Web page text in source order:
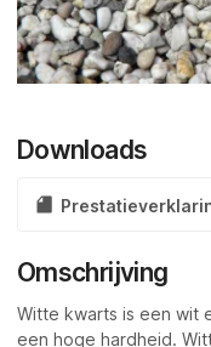
Downloads
Omschrijving
Witte kwarts is een wit
een hoge hardheid.